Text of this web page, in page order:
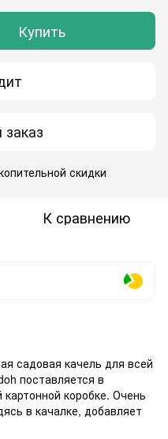
Купить
скидки
К сравнению
садовая качель для всей
поставляется в
коробке. Очень
в качалке, добавляет